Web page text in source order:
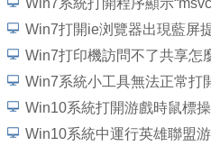
Win7打印機訪問不了共享怎
Win7系統小工具無法正常打
Win10系統打開游戲時鼠標